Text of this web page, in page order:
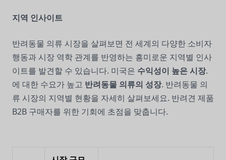
지역 인사이트
반려동물 의류 시장을 살펴보면 전 세계의 다양한 소비자
행동과 시장 역학 관계를 반영하는 흥미로운 지역별 인사
이트를 발견할 수 있습니다. 미국은 수익성이 높은 시장.
에 대한 수요가 높고 반려동물 의류의 성장. 반려동물 의
류 시장의 지역별 현황을 자세히 살펴보세요. 반려견 제품
B2B 구매자를 위한 기회에 초점을 맞춥니다.